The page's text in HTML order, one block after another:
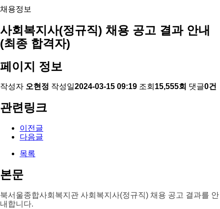
채용정보
사회복지사(정규직) 채용 공고 결과 안내
(최종 합격자)
페이지 정보
작성자 오현정 작성일2024-03-15 09:19 조회 15,555회 댓글0건
관련링크
이전글
다음글
목록
본문
북서울종합사회복지관 사회복지사(정규직) 채용 공고 결과를 안
내합니다.